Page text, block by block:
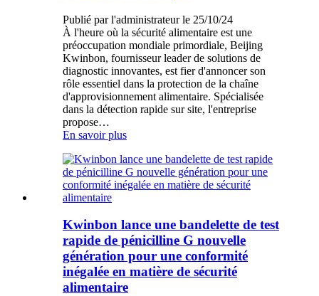
Publié par l'administrateur le 25/10/24
À l'heure où la sécurité alimentaire est une
préoccupation mondiale primordiale, Beijing
Kwinbon, fournisseur leader de solutions de
diagnostic innovantes, est fier d'annoncer son
rôle essentiel dans la protection de la chaîne
d'approvisionnement alimentaire. Spécialisée
dans la détection rapide sur site, l'entreprise
propose…
En savoir plus
Kwinbon lance une bandelette de test
rapide de pénicilline G nouvelle
génération pour une conformité
inégalée en matière de sécurité
alimentaire